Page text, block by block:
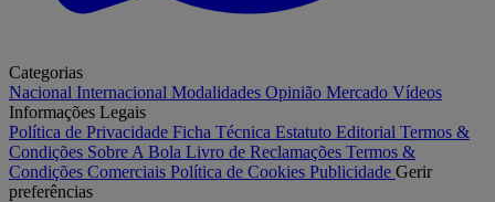
Categorias
Nacional Internacional Modalidades Opinião Mercado Vídeos
Informações Legais
Política de Privacidade Ficha Técnica Estatuto Editorial Termos &
Condições Sobre A Bola Livro de Reclamações Termos &
Condições Comerciais Política de Cookies Publicidade Gerir
preferências